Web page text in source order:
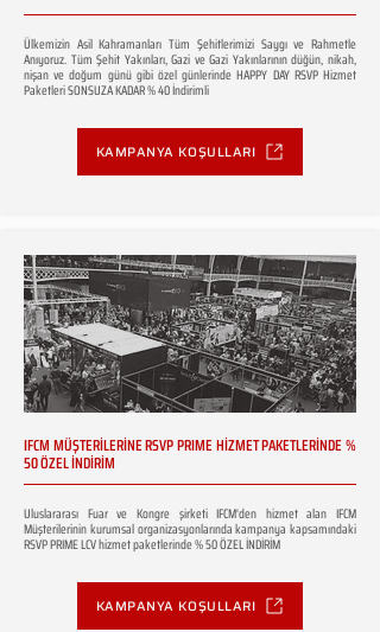
Ülkemizin Asil Kahramanları Tüm Şehitlerimizi Saygı ve Rahmetle
Anıyoruz. Tüm Şehit Yakınları, Gazi ve Gazi Yakınlarının düğün, nikah,
nişan ve doğum günü gibi özel günlerinde HAPPY DAY RSVP Hizmet
Paketleri SONSUZA KADAR % 40 İndirimli
KAMPANYA KOŞULLARI
IFCM MÜŞTERİLERİNE RSVP PRIME HİZMET PAKETLERİNDE %
50 ÖZEL İNDİRİM
Uluslararası Fuar ve Kongre şirketi IFCM'den hizmet alan IFCM
Müşterilerinin kurumsal organizasyonlarında kampanya kapsamındaki
RSVP PRIME LCV hizmet paketlerinde % 50 ÖZEL İNDİRİM
KAMPANYA KOŞULLARI